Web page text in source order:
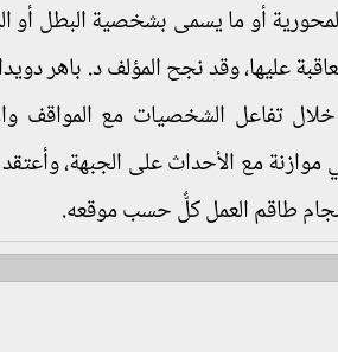
أو ما يسمى بشخصية البطل أو
عليها، وقد نجح المؤلف د. باهر
تفاعل الشخصيات مع المواقف
موازنة مع الأحداث على الجبهة،
طاقم العمل كلٌّ حسب موقعه.